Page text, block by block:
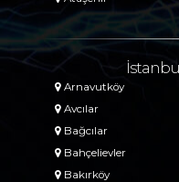
Arnavutköy
Avcılar
Bağcılar
Bahçelievler
Bakırköy